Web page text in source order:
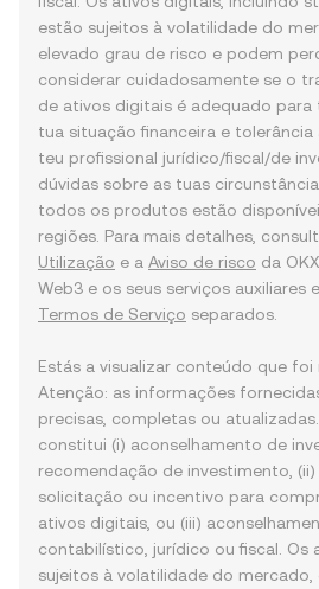
estão sujeitos à volatilidade do
elevado grau de risco e podem
considerar cuidadosamente se o
de ativos digitais é adequado
tua situação financeira e tolerância
teu profissional jurídico/fiscal/de
dúvidas sobre as tuas
todos os produtos estão
regiões. Para mais detalhes,
Utilização e a Aviso de risco da
Web3 e os seus serviços auxiliares
Termos de Serviço separados.
Estás a visualizar conteúdo que foi
Atenção: as informações
precisas, completas ou
constitui (i) aconselhamento de
recomendação de investimento, (ii)
solicitação ou incentivo para
ativos digitais, ou (iii)
contabilístico, jurídico ou fiscal. Os
sujeitos à volatilidade do mercado,